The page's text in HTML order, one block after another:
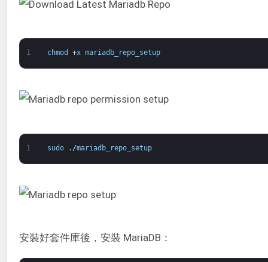
1 chmod +x mariadb_repo_setup
1 sudo . /mariadb_repo_setup
安裝好套件庫後，安裝 MariaDB：